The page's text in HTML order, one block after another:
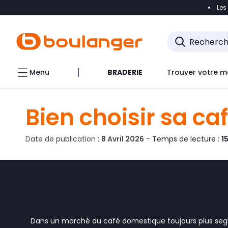
Accéder
Menu BRADERIE Trouver votre
Bien choisir sa
Date de publication : 8 Avril 2026 - Temps de lecture :
Dans un marché du café domestique toujours plus